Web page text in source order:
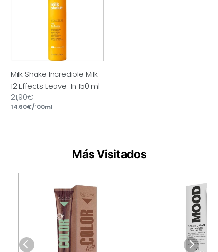
ml
Milk Shake Incredible Milk
12 Effects Leave-In 150 ml
Precio
habitual
21,90€
Precio
14,60€/por
100ml
Más Visitados